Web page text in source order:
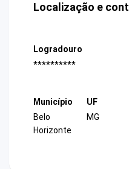
Localização e
Logradouro
**********
Município
Belo
Horizonte
UF
MG